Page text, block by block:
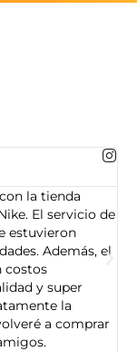
la tienda
El servicio de
estuvieron
Además, el
costos
y super
la
a comprar